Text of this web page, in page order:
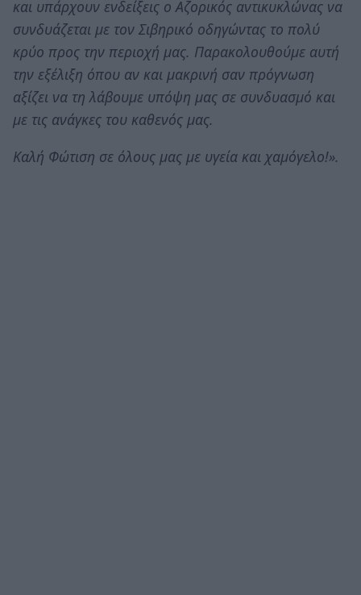
και υπάρχουν ενδείξεις ο Αζορικός αντικυκλώνας να
συνδυάζεται με τον Σιβηρικό οδηγώντας το πολύ
κρύο προς την περιοχή μας. Παρακολουθούμε αυτή
την εξέλιξη όπου αν και μακρινή σαν πρόγνωση
αξίζει να τη λάβουμε υπόψη μας σε συνδυασμό και
με τις ανάγκες του καθενός μας.
Καλή Φώτιση σε όλους μας με υγεία και χαμόγελο!».